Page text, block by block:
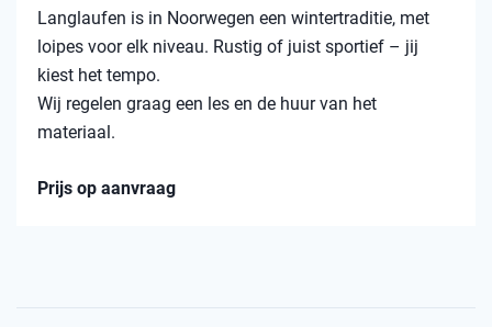
Langlaufen is in Noorwegen een wintertraditie, met
loipes voor elk niveau. Rustig of juist sportief – jij
kiest het tempo.
Wij regelen graag een les en de huur van het
materiaal.
Prijs op aanvraag